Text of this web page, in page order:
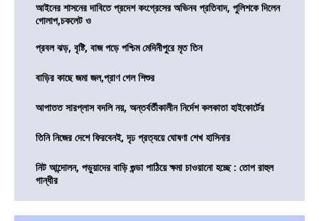
আইনের শাসনের দাবিতে প্রদেশ কংগ্রেসের অভিনব প্রতিবাদ, পুলিশকে দিলেন
গোলাপ,চকলেট ও
প্রবল ঝড়, বৃষ্টি, বাজ পড়ে পশ্চিম মেদিনীপুরে মৃত তিন
বাড়ির কাছে জমা জল,প্রাণ গেল শিশুর
আপাতত সারপ্লাস বদলি নয়, অন্তর্বর্তীকালীন নির্দেশ কলকাতা হাইকোর্টের
তিনি নিজের দেশে ফিরবেনই, দৃঢ প্রত্যয়ে ঘোষণা শেখ হাসিনার
নিট আন্দোলন, পড়ুয়াদের বাড়ি গুন্ডা পাঠিয়ে ক্ষমা চাওয়ানো হচ্ছে : তোপ রাহুল
গান্ধীর